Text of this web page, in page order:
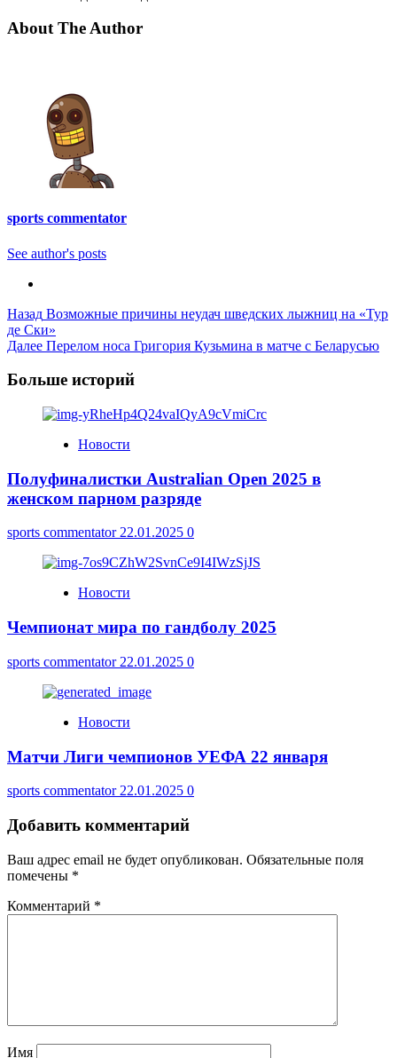
About The Author
sports commentator
See author's posts
Post
Navigation
Назад Возможные причины неудач шведских лыжниц на «Тур
де Ски»
Далее Перелом носа Григория Кузьмина в матче с Беларусью
Больше историй
Новости
Полуфиналистки Australian Open 2025 в
женском парном разряде
sports commentator22.01.2025 0
Новости
Чемпионат мира по гандболу 2025
sports commentator 22.01.2025 0
Новости
Матчи Лиги чемпионов УЕФА 22 января
sports commentator 22.01.2025 0
Добавить комментарий
Ваш адрес email не будет опубликован. Обязательные поля
помечены *
Комментарий *
Имя